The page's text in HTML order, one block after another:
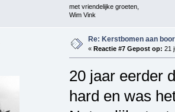
met vriendelijke groeten,
Wim Vink
Re: Kerstbomen aan
« Reactie #7 Gepost op: 21
20 jaar eerder
hard en was